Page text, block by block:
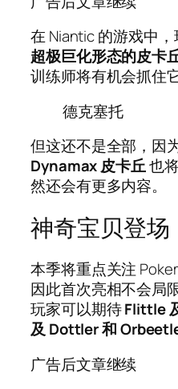
在 Niantic 的游戏中
超极巨化形态的皮卡
训练师将有机会抓住它
德克塞托
但这还不是全部，因
Dynamax 皮卡丘也
然还会有更多内容。
神奇宝贝登场
本季将重点关注
因此首次亮相不会局
玩家可以期待Flittle
及 Dottler 和
广告后文章继续